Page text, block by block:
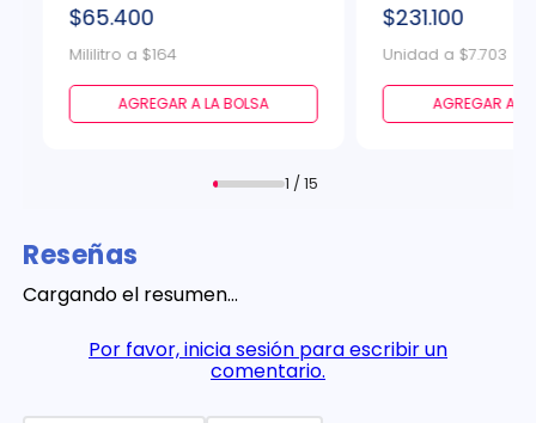
$65.400
Mililitro a $164
AGREGAR A LA BOLSA
$231.100
Unidad a $7.703
AGREGAR A
1 / 15
Reseñas
Cargando el resumen…
Por favor, inicia sesión para escribir un
comentario.